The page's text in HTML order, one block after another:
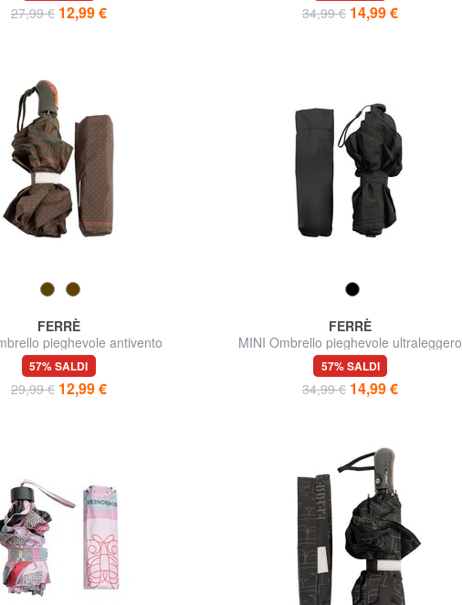
27,99 € 12,99 € 34,99 € 14,99 €
FERRÈ
pieghevole antivento
57% SALDI
29,99 € 12,99 €
FERRÈ
MINI Ombrello pieghevole ultraleggero
57% SALDI
34,99 € 14,99 €